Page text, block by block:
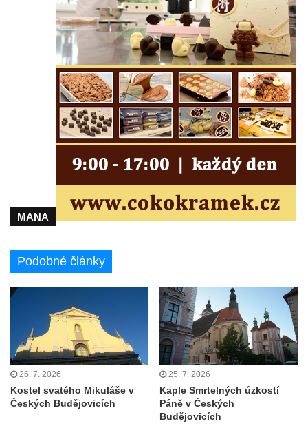
Kaple Panny Marie v Lahošti
Kaple svatého Jana Nepomuckého v
Lahošti
Kostel svatého Mikuláše v Mikulášovicích
Kaple Tří otců v Mikulášovicích
Kaple Matky Boží v Mikulášovicích
Kaple Andělů strážných (Fürleova kaple) v
Balzerova kaple v Mikulášovicích
Kostel svatého Václava ve Šluknově
Kostel svatého Mikuláše v Třebušíně
Zákupech
Kaple svatého Josefa u Zákup
Kostel svatých Fabiána a Šebestiána v
Zákupech
Kostel svatého Havla v Kuřívodech
Kaple Krista v žaláři u kostela Nalezení
svatého Kříže ve Frýdlantu
Kostel Nalezení svatého Kříže ve Frýdlantu
Kostel Krista Spasitele ve Frýdlantu
MANA
Podobné články
26. 7. 2026
Kostel svatého Mikuláše v
Českých Budějovicích
25. 7. 2026
Kaple Smrtelných úzkostí
Páně v Českých
Budějovicích